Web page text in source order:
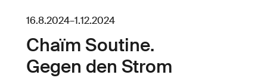
16.8.2024–1.12.2024
Chaïm Soutine.
Gegen den Strom